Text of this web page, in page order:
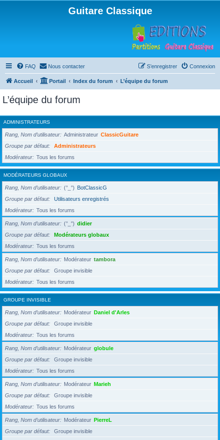
Guitare Classique
FAQ Nous contacter Connexion
S’enregistrer
Accueil Portail Index du forum L’équipe du forum
L’équipe du forum
ADMINISTRATEURS
Rang, Nom d’utilisateur Administrateur ClassicGuitare
Groupe par défaut
Administrateurs
Modérateur
Tous les forums
MODÉRATEURS GLOBAUX
Rang, Nom d’utilisateur (°_°) BotClassicG
Groupe par défaut
Utilisateurs enregistrés
Modérateur
Tous les forums
Rang, Nom d’utilisateur (°_°) didier
Groupe par défaut
Modérateurs globaux
Modérateur
Tous les forums
Rang, Nom d’utilisateur Modérateur tambora
Groupe par défaut
Groupe invisible
Modérateur
Tous les forums
GROUPE INVISIBLE
Rang, Nom d’utilisateur Modérateur Daniel d'Arles
Groupe par défaut
Groupe invisible
Modérateur
Tous les forums
Rang, Nom d’utilisateur Modérateur globule
Groupe par défaut
Groupe invisible
Modérateur
Tous les forums
Rang, Nom d’utilisateur Modérateur Marieh
Groupe par défaut
Groupe invisible
Modérateur
Tous les forums
Rang, Nom d’utilisateur Modérateur PierreL
Groupe par défaut
Groupe invisible